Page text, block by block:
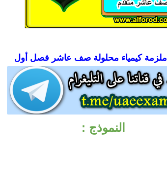
ملزمة كيمياء محلولة صف عاشر فصل أول
النموذج :